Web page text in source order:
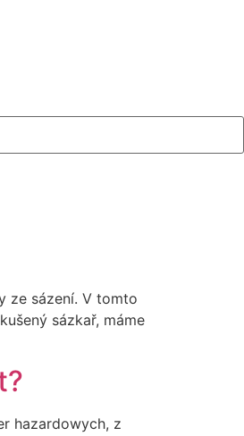
ze sázení. V tomto
sázkař, máme
hazardowych, z